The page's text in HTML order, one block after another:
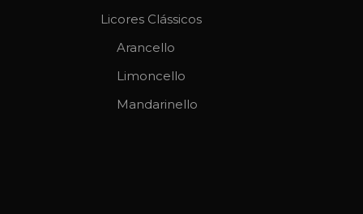
Licores Clássicos
Arancello
Limoncello
Mandarinello